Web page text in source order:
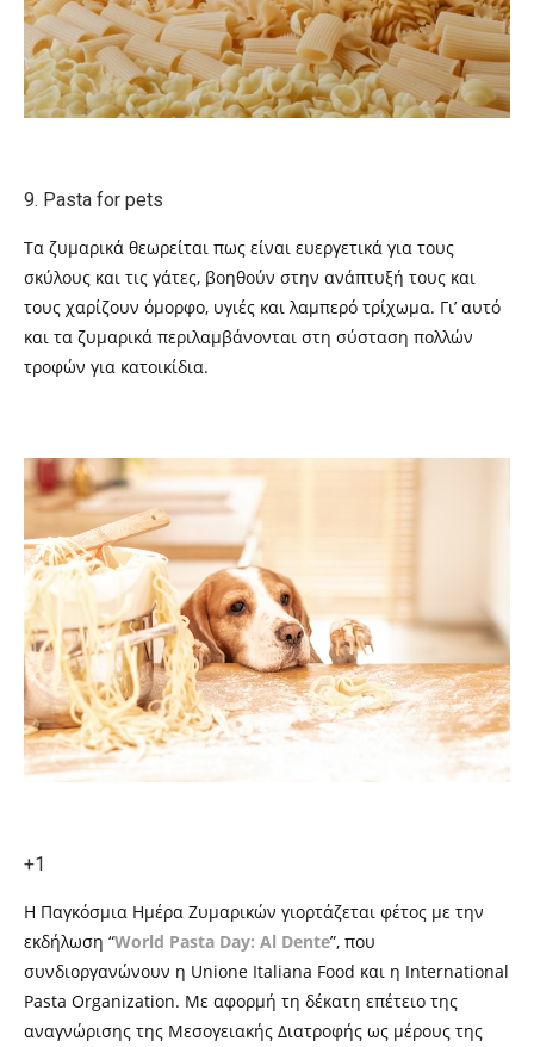
9. Pasta for pets
Τα ζυμαρικά θεωρείται πως είναι ευεργετικά για τους
σκύλους και τις γάτες, βοηθούν στην ανάπτυξή τους και
τους χαρίζουν όμορφο, υγιές και λαμπερό τρίχωμα. Γι’ αυτό
και τα ζυμαρικά περιλαμβάνονται στη σύσταση πολλών
τροφών για κατοικίδια.
+1
Η Παγκόσμια Ημέρα Ζυμαρικών γιορτάζεται φέτος με την
εκδήλωση “World Pasta Day: Al Dente”, που
συνδιοργανώνουν η Unione Italiana Food και η International
Pasta Organization. Με αφορμή τη δέκατη επέτειο της
αναγνώρισης της Μεσογειακής Διατροφής ως μέρους της